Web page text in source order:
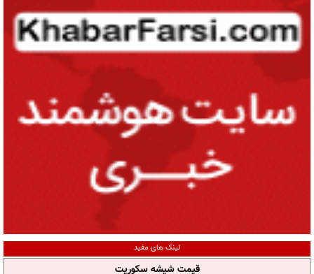
لینک های مفید
قیمت شیشه سکوریت